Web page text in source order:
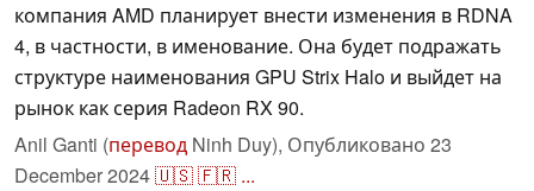
компания AMD планирует внести изменения в RDNA
4, в частности, в именование. Она будет подражать
структуре наименования GPU Strix Halo и выйдет на
рынок как серия Radeon RX 90.
Anil Ganti (перевод Ninh Duy), Опубликовано 23
December 2024🇺🇸🇫🇷 ...